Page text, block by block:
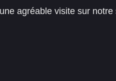
agréable visite sur notre